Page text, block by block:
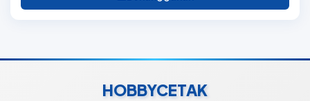
HOBBYCETAK